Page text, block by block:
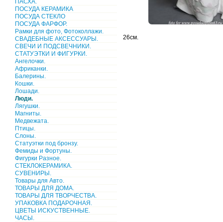
ПАСХА.
ПОСУДА КЕРАМИКА
ПОСУДА СТЕКЛО
ПОСУДА ФАРФОР.
Рамки для фото, Фотоколлажи.
СВАДЕБНЫЕ АКСЕССУАРЫ.
СВЕЧИ И ПОДСВЕЧНИКИ.
СТАТУЭТКИ И ФИГУРКИ.
Ангелочки.
Африканки.
Балерины.
Кошки.
Лошади.
Люди.
Лягушки.
Магниты.
Медвежата.
Птицы.
Слоны.
Статуэтки под бронзу.
Фемиды и Фортуны.
Фигурки Разное.
СТЕКЛОКЕРАМИКА.
СУВЕНИРЫ.
Товары для Авто.
ТОВАРЫ ДЛЯ ДОМА.
ТОВАРЫ ДЛЯ ТВОРЧЕСТВА.
УПАКОВКА ПОДАРОЧНАЯ.
ЦВЕТЫ ИСКУСТВЕННЫЕ.
ЧАСЫ.
26см.